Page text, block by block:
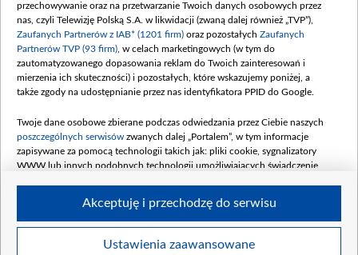
przechowywanie oraz na przetwarzanie Twoich danych osobowych przez
nas, czyli Telewizję Polską S.A. w likwidacji (zwaną dalej również „TVP”),
Zaufanych Partnerów z IAB* (1201 firm) oraz pozostałych Zaufanych
Partnerów TVP (93 firm) , w celach marketingowych (w tym do
zautomatyzowanego dopasowania reklam do Twoich zainteresowań i
mierzenia ich skuteczności) i pozostałych, które wskazujemy poniżej, a
także zgody na udostępnianie przez nas identyfikatora PPID do Google.
Twoje dane osobowe zbierane podczas odwiedzania przez Ciebie naszych
poszczególnych serwisów zwanych dalej „Portalem”, w tym informacje
zapisywane za pomocą technologii takich jak: pliki cookie, sygnalizatory
WWW lub innych podobnych technologii umożliwiających świadczenie
Twoje dane osobowe zbierane podczas odwiedzania przez Ciebie
Ustawienia zaawansowane
Akceptuję i przechodzę do serwisu